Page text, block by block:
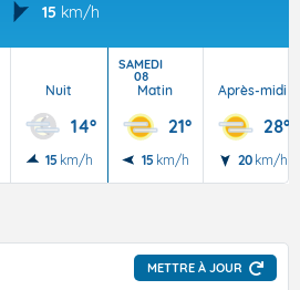
15 km/h
Nuit
14°
15 km/h
SAMEDI
08
Matin
21°
15 km/h
Après-midi
28°
20 km/h
METTRE À JOUR